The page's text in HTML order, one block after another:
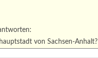
leer.
von Sachsen-Anhalt?